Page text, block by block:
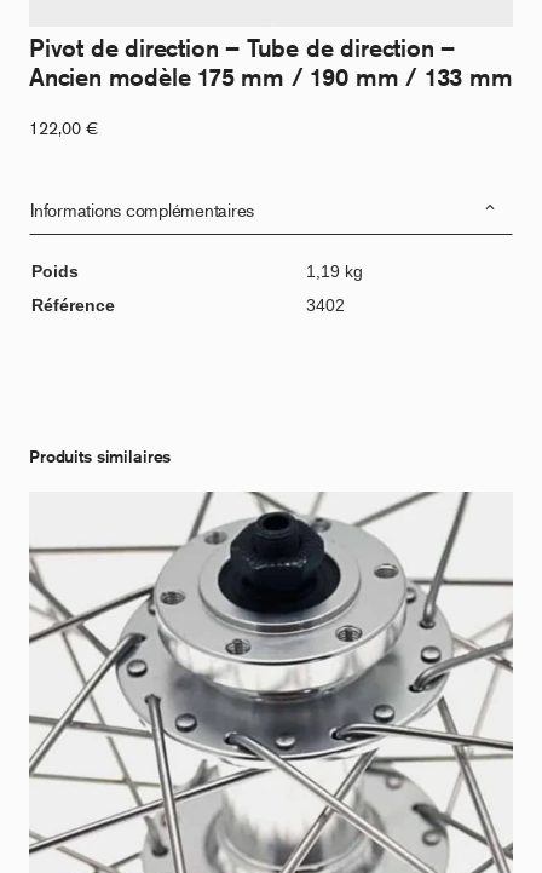
Pivot de direction – Tube de direction –
Ancien modèle 175 mm / 190 mm / 133 mm
122,00 €
Informations complémentaires
Poids
1,19 kg
Référence
3402
Produits similaires